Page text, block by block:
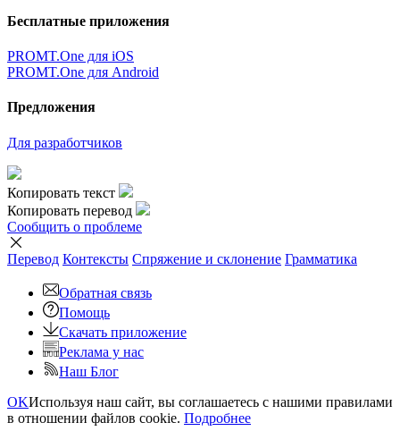
Бесплатные приложения
PROMT.One для iOS
PROMT.One для Android
Предложения
Для разработчиков
Копировать текст
Копировать перевод
Сообщить о проблеме
Перевод Контексты Спряжение и склонение Грамматика
Обратная связь
Помощь
Скачать приложение
Реклама у нас
Наш Блог
OKИспользуя наш сайт, вы соглашаетесь с нашими правилами
в отношении файлов cookie. Подробнее